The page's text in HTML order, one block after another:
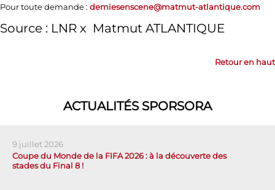
Pour toute demande : demiesenscene@matmut-atlantique.com
Source : LNR x Matmut ATLANTIQUE
Retour en haut
ACTUALITÉS SPORSORA
9 juillet 2026
Coupe du Monde de la FIFA 2026 : à la découverte des
stades du Final 8 !